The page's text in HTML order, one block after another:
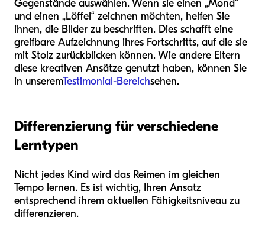
Gegenstände auswählen. Wenn sie einen „Mond“
und einen „Löffel“ zeichnen möchten, helfen Sie
ihnen, die Bilder zu beschriften. Dies schafft eine
greifbare Aufzeichnung ihres Fortschritts, auf die sie
mit Stolz zurückblicken können. Wie andere Eltern
diese kreativen Ansätze genutzt haben, können Sie
in unseremTestimonial-Bereichsehen.
Differenzierung für verschiedene
Lerntypen
Nicht jedes Kind wird das Reimen im gleichen
Tempo lernen. Es ist wichtig, Ihren Ansatz
entsprechend ihrem aktuellen Fähigkeitsniveau zu
differenzieren.